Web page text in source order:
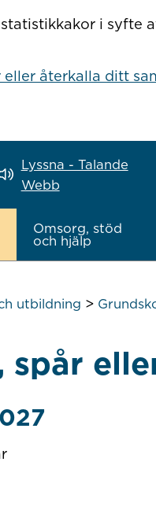
i syfte
eller återkalla ditt
Lyssna - Talande
Webb
Omsorg, stöd
och hjälp
utbildning >
spår